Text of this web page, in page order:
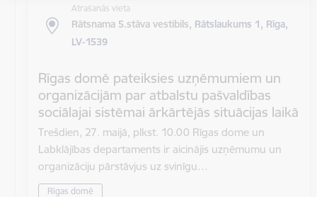
Atrašanās vieta
Rātsnama 5.stāva vestibils, Rātslaukums 1, Rīga,
LV-1539
Rīgas domē pateiksies uzņēmumiem un
organizācijām par atbalstu pašvaldības
sociālajai sistēmai ārkārtējās situācijas laikā
Trešdien, 27. maijā, plkst. 10.00 Rīgas dome un
Labklājības departaments ir aicinājis uzņēmumu un
organizāciju pārstāvjus uz svinīgu…
Rīgas domē